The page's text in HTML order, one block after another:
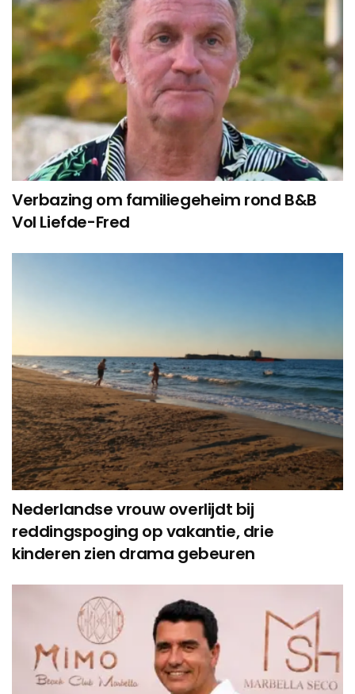
Verbazing om familiegeheim rond B&B
Vol Liefde-Fred
Nederlandse vrouw overlijdt bij
reddingspoging op vakantie, drie
kinderen zien drama gebeuren